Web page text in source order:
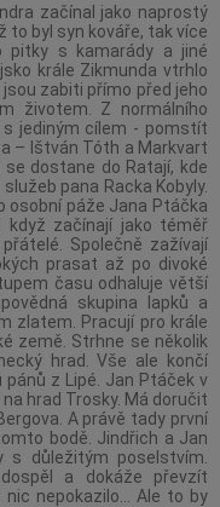
začínal jako naprostý
to byl syn kováře, tak více
pitky s kamarády a jiné
krále Zikmunda vtrhlo
zabiti přímo před jeho
životem. Z normálního
jediným cílem - pomstít
– Ištván Tóth a Markvart
dostane do Ratají, kde
pana Racka Kobyly.
osobní páže Jana Ptáčka
když začínají jako téměř
Společně zažívají
prasat až po divoké
času odhaluje větší
skupina lapků a
zlatem. Pracují pro krále
země. Strhne se několik
hrad. Vše ale končí
z Lipé. Jan Ptáček v
hrad Trosky. Má doručit
A právě tady první
bodě. Jindřich a Jan
důležitým poselstvím.
a dokáže převzít
nic nepokazilo… Ale to by